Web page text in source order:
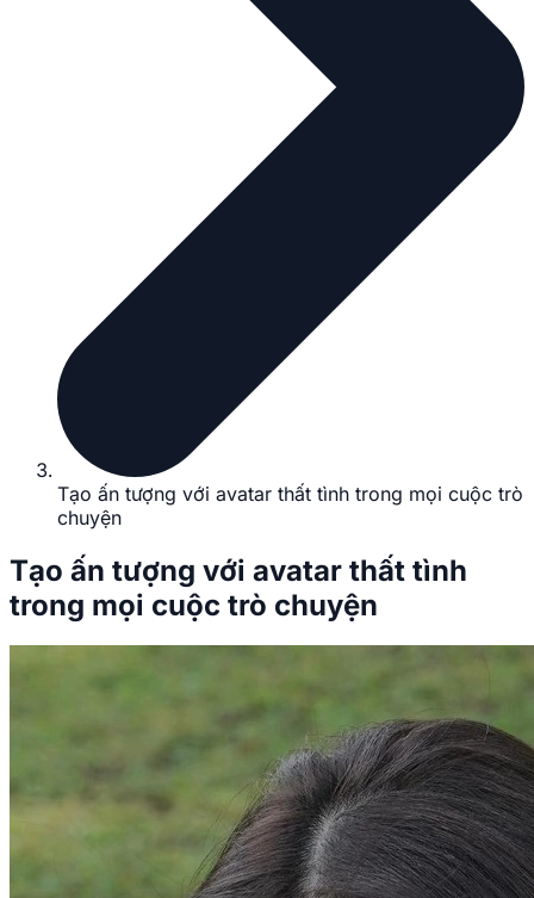
Tạo ấn tượng với avatar thất tình trong mọi cuộc trò
chuyện
Tạo ấn tượng với avatar thất tình
trong mọi cuộc trò chuyện